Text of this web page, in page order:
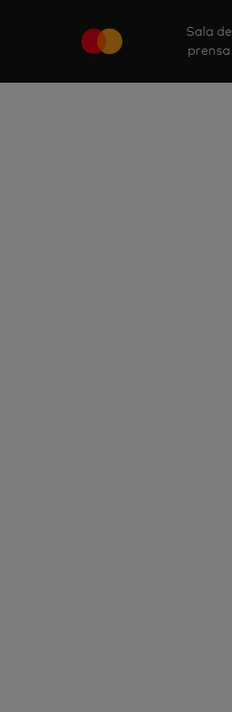
Sala de
prensa